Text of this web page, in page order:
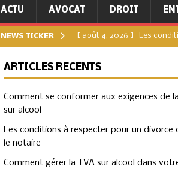
ACTU AVOCAT DROIT
NEWS TICKER [ août 4, 2026 ] Les
[ juillet 27, 2026 ] Divorce
DIVORCE
TVA
[ août 8, 2026 ] Comment
ARTICLES RÉCENTS
Comment se conformer aux exigences de
sur alcool
Les conditions à respecter pour un divorce
le notaire
Comment gérer la TVA sur alcool dans